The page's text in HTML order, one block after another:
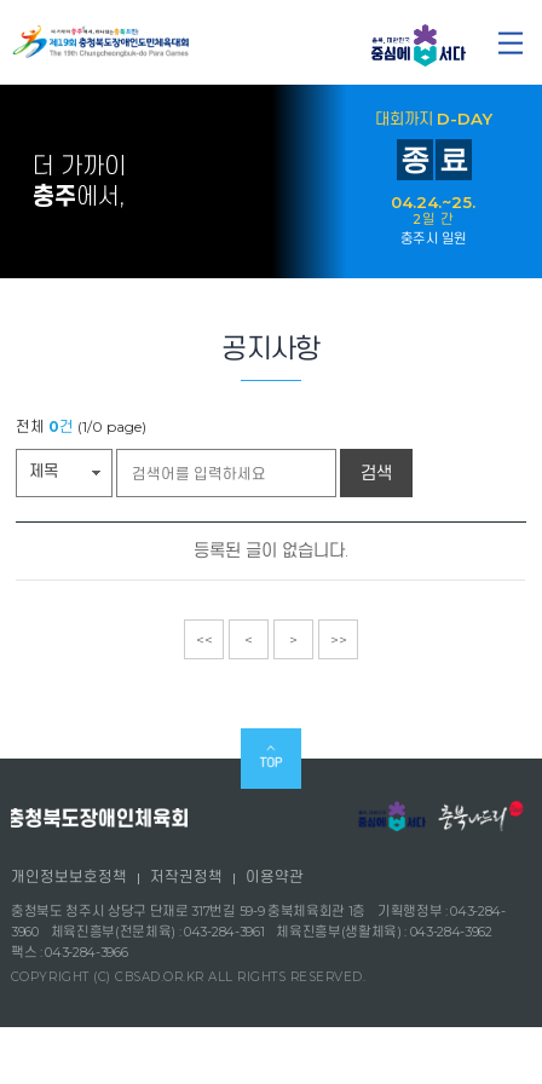
더 가까이
충주에서,
대회까지 D-DAY
종 료
04.24.~25.
2일 간
충주시 일원
공지사항
전체 0건 (1/0 page)
제목 검색
등록된 글이 없습니다.
<< < > >>
개인정보보호정책 저작권정책 이용약관
충청북도 청주시 상당구 단재로 317번길 59-9 충북체육회관 1층
기획행정부 : 043-284-
3960
체육진흥부(전문체육) : 043-284-3961
체육진흥부(생활체육) : 043-284-3962
팩스 : 043-284-3966
COPYRIGHT (C) CBSAD.OR.KR ALL RIGHTS RESERVED.